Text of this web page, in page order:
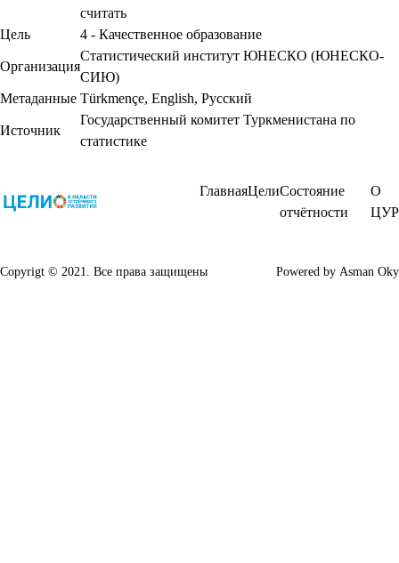
считать
Цель
4 - Качественное образование
Организация
Статистический институт ЮНЕСКО (ЮНЕСКО-
СИЮ)
Метаданные Türkmençe, English, Русский
Источник
Государственный комитет Туркменистана по
статистике
ГлавнаяЦелиСостояние
отчётности
О
ЦУР
Copyrigt © 2021. Все права защищены Powered by Asman Oky